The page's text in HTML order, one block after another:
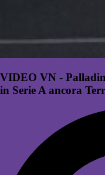
VIDEO VN -
in Serie A ancora